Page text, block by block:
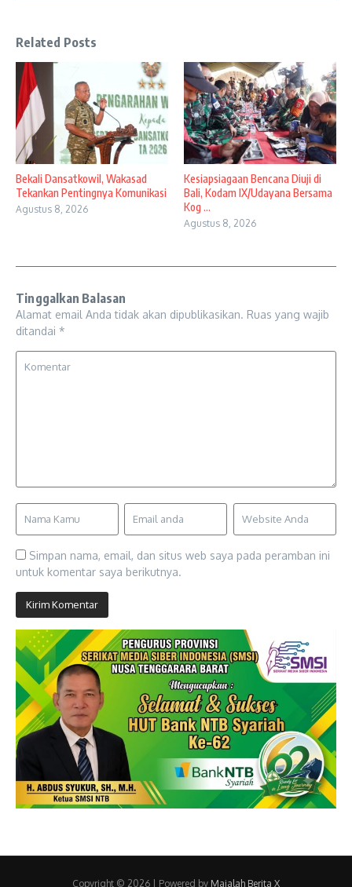
Related Posts
Bekali Dansatkowil, Wakasad
Tekankan Pentingnya Komunikasi
Agustus 8, 2026
Kesiapsiagaan Bencana Diuji di
Bali, Kodam IX/Udayana Bersama
Kog ...
Agustus 8, 2026
Tinggalkan Balasan
Alamat email Anda tidak akan dipublikasikan. Ruas yang wajib
ditandai *
Simpan nama, email, dan situs web saya pada peramban ini
untuk komentar saya berikutnya.
Copyright © 2026 | Powered by Majalah Berita X